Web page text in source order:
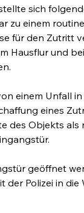
sich
zu einem
für den Zutritt
Hausflur und
einem Unfall
eines
des Objekts
geöffnet
der Polizei in